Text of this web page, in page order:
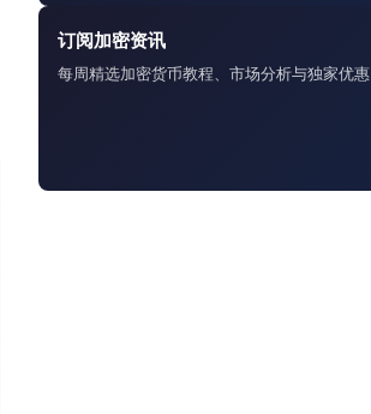
订阅加密资讯
每周精选加密货币教程、市场分析与独家优惠